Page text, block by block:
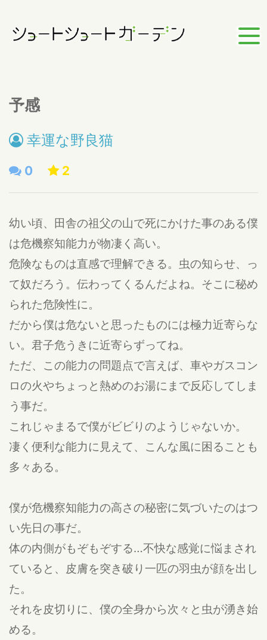
予感
幸運な野良猫
0 2
幼い頃、田舎の祖父の山で死にかけた事のある僕
は危機察知能力が物凄く高い。
危険なものは直感で理解できる。虫の知らせ、っ
て奴だろう。伝わってくるんだよね。そこに秘め
られた危険性に。
だから僕は危ないと思ったものには極力近寄らな
い。君子危うきに近寄らずってね。
ただ、この能力の問題点で言えば、車やガスコン
ロの火やちょっと熱めのお湯にまで反応してしま
う事だ。
これじゃまるで僕がビビりのようじゃないか。
凄く便利な能力に見えて、こんな風に困ることも
多々ある。
僕が危機察知能力の高さの秘密に気づいたのはつ
い先日の事だ。
体の内側がもぞもぞする…不快な感覚に悩まされ
ていると、皮膚を突き破り一匹の羽虫が顔を出し
た。
それを皮切りに、僕の全身から次々と虫が湧き始
める。